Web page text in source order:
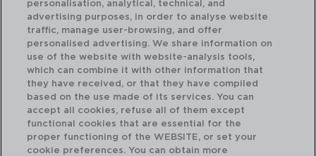
personalisation, analytical, technical, and
advertising purposes, in order to analyse website
traffic, manage user-browsing, and offer
personalised advertising. We share information on
use of the website with website-analysis tools,
which can combine it with other information that
they have received, or that they have compiled
based on the use made of its services. You can
accept all cookies, refuse all of them except
functional cookies that are essential for the
proper functioning of the WEBSITE, or set your
cookie preferences. You can obtain more